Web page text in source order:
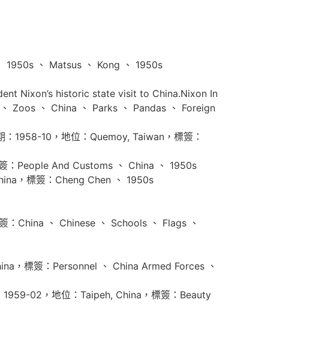
1950s 、 Matsus 、 Kong 、 1950s
Nixon’s historic state visit to China.Nixon In
Zoos 、 China 、 Parks 、 Pandas 、 Foreign
1958-10，地位：Quemoy, Taiwan，標簽：
：People And Customs 、 China 、 1950s
，標簽：Cheng Chen 、 1950s
China 、 Chinese 、 Schools 、 Flags 、
，標簽：Personnel 、 China Armed Forces 、
02，地位：Taipeh, China，標簽：Beauty